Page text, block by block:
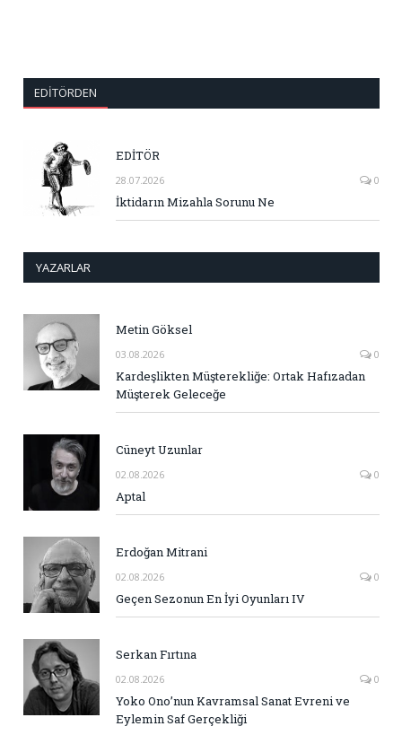
EDITÖRDEN
EDİTÖR
28.07.2026 0
İktidarın Mizahla Sorunu Ne
YAZARLAR
Metin Göksel
03.08.2026 0
Kardeşlikten Müşterekliğe: Ortak Hafızadan
Müşterek Geleceğe
Cüneyt Uzunlar
02.08.2026 0
Aptal
Erdoğan Mitrani
02.08.2026 0
Geçen Sezonun En İyi Oyunları IV
Serkan Fırtına
02.08.2026 0
Yoko Ono’nun Kavramsal Sanat Evreni ve
Eylemin Saf Gerçekliği